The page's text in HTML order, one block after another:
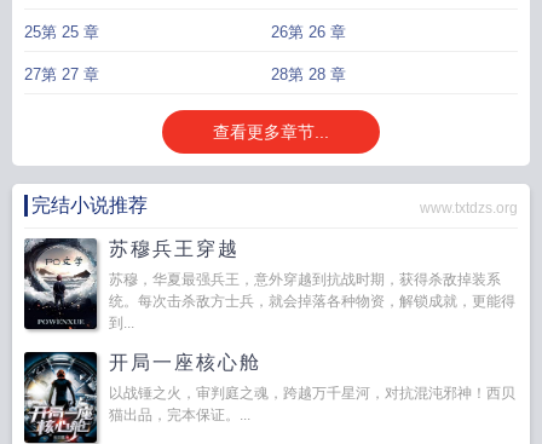
下皇上在上丞相下面的职位 丞相他以下犯上晋江丞相有罪
丞相他以下犯上笔趣阁最新章节更新时间 他是丞相之子
丞相下面的职位是哪些丞相下一个等级是什么官
丞相他以下犯上免费阅读全文 丞相的下一级
上丞相他以下犯上GB晋江丞相他以下犯上笔趣阁最新章节更新丞相他一心想
谋反丞相并非天下第一
25第 25 章 26第 26 章
27第 27 章 28第 28 章
查看更多章节...
完结小说推荐 www.txtdzs.org
苏穆兵王穿越
苏穆，华夏最强兵王，意外穿越到抗战时期，获得杀敌掉装系
统。每次击杀敌方士兵，就会掉落各种物资，解锁成就，更能得
到...
开局一座核心舱
以战锤之火，审判庭之魂，跨越万千星河，对抗混沌邪神！西贝
猫出品，完本保证。...